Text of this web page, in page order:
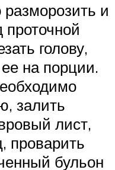
и
голову,
на порции.
залить
лист,
проварить
бульон